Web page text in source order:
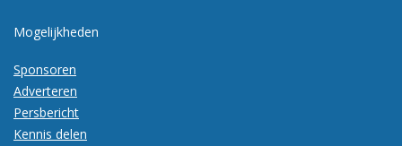
Mogelijkheden
Sponsoren
Adverteren
Persbericht
Kennis delen